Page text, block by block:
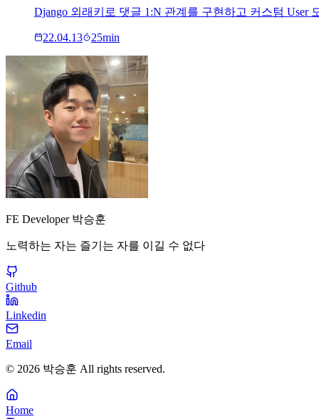
Django 외래키로 댓글 1:N 관계를 구현하고 커스텀 User
22.04.13 25min
FE Developer 박승훈
노력하는 자는 즐기는 자를 이길 수 없다
Github
Linkedin
Email
© 2026 박승훈 All rights reserved.
Home